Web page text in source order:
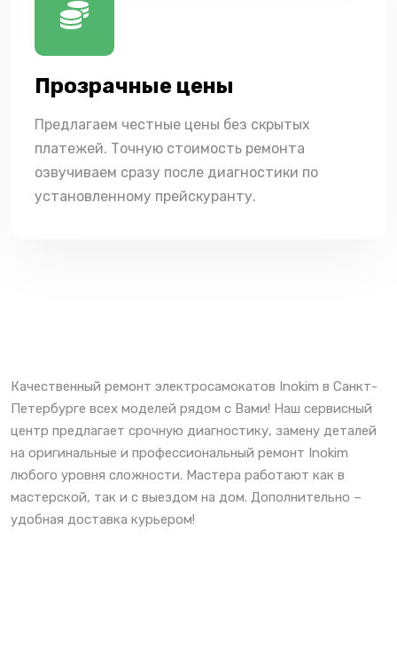
Прозрачные цены
Предлагаем честные цены без скрытых
платежей. Точную стоимость ремонта
озвучиваем сразу после диагностики по
установленному прейскуранту.
Качественный ремонт электросамокатов Inokim в Санкт-
Петербурге всех моделей рядом с Вами! Наш сервисный
центр предлагает срочную диагностику, замену деталей
на оригинальные и профессиональный ремонт Inokim
любого уровня сложности. Мастера работают как в
мастерской, так и с выездом на дом. Дополнительно –
удобная доставка курьером!